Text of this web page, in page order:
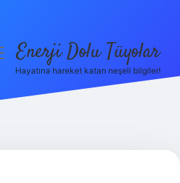
Enerji Dolu Tüyolar
Hayatına hareket katan neşeli bilgiler!